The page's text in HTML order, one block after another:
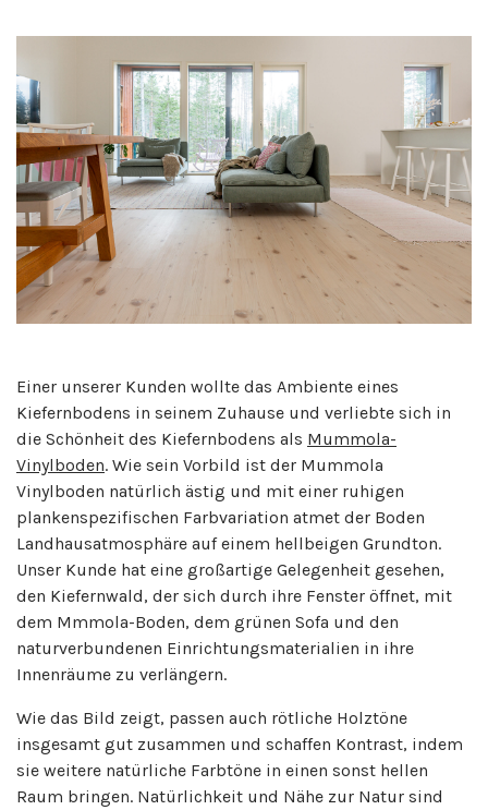
Einer unserer Kunden wollte das Ambiente eines
Kiefernbodens in seinem Zuhause und verliebte sich in
die Schönheit des Kiefernbodens als Mummola-
Vinylboden. Wie sein Vorbild ist der Mummola
Vinylboden natürlich ästig und mit einer ruhigen
plankenspezifischen Farbvariation atmet der Boden
Landhausatmosphäre auf einem hellbeigen Grundton.
Unser Kunde hat eine großartige Gelegenheit gesehen,
den Kiefernwald, der sich durch ihre Fenster öffnet, mit
dem Mmmola-Boden, dem grünen Sofa und den
naturverbundenen Einrichtungsmaterialien in ihre
Innenräume zu verlängern.
Wie das Bild zeigt, passen auch rötliche Holztöne
insgesamt gut zusammen und schaffen Kontrast, indem
sie weitere natürliche Farbtöne in einen sonst hellen
Raum bringen. Natürlichkeit und Nähe zur Natur sind